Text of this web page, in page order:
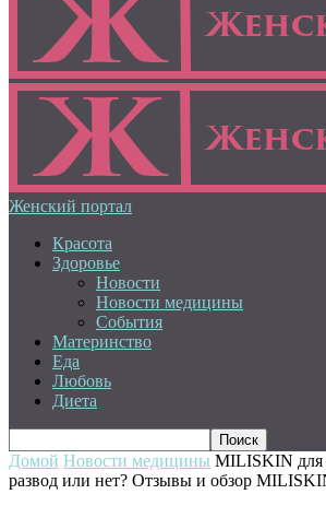
Женский портал
Красота
Здоровье
Новости
Новости медицины
События
Материнство
Еда
Любовь
Диета
Домой Новости медицины MILISKIN
развод или нет? Отзывы и обзор